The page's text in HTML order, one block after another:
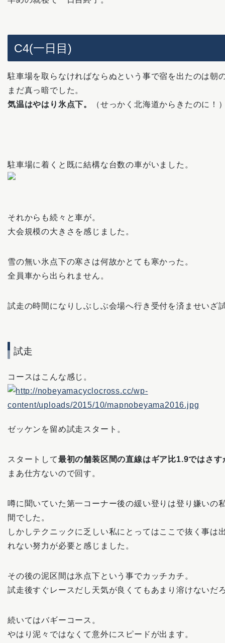
C4(一日目)
駐車場を取らなければならぬという事で宿を出たのは朝
まだ真っ暗でした。
気温はやはり氷点下。
（せっかく北海道からきたのに！
駐車場に着くと既に結構な台数の車がいました。
それからも続々と車が。
大会規模の大きさを感じました。
雪の無い氷点下の寒さは何故かとても寒かった。
全員車から出られません。
試走の時間になりしぶしぶ会場へ行き受付を済ませいざ
試走
コースはこんな感じ。
ゼッケンを留め試走スタート。
スタートして最初の舗装区間の直線はギア比1.9ではさ
まあ仕方ないので回す。
噂に聞いていた第一コーナー後の緩い登りは登り嫌いの
間でした。
しかしテクニックに乏しい私にとってはここで抜く事は
れない努力が必要と感じました。
その後の泥区間は氷点下という事でカッチカチ。
試走後すぐレースだし天気が良くてもあまり溶けないだ
続いてはバギーコース。
やはり泥々ではなくて意外にスピードが出ます。